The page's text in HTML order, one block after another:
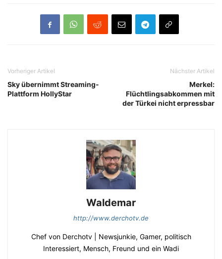
Vorheriger Artikel
Sky übernimmt Streaming-
Plattform HollyStar
Nächster Artikel
Merkel:
Flüchtlingsabkommen mit
der Türkei nicht erpressbar
Waldemar
http://www.derchotv.de
Chef von Derchotv | Newsjunkie, Gamer, politisch
Interessiert, Mensch, Freund und ein Wadi